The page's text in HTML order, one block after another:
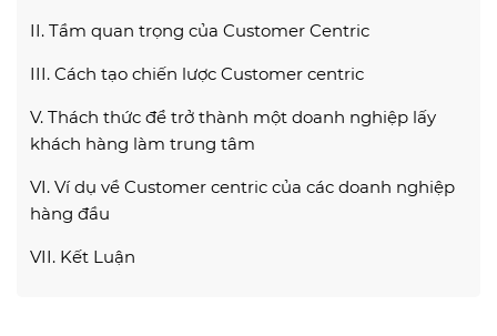
II. Tầm quan trọng của Customer Centric
III. Cách tạo chiến lược Customer centric
V. Thách thức để trở thành một doanh nghiệp lấy
khách hàng làm trung tâm
VI. Ví dụ về Customer centric của các doanh nghiệp
hàng đầu
VII. Kết Luận